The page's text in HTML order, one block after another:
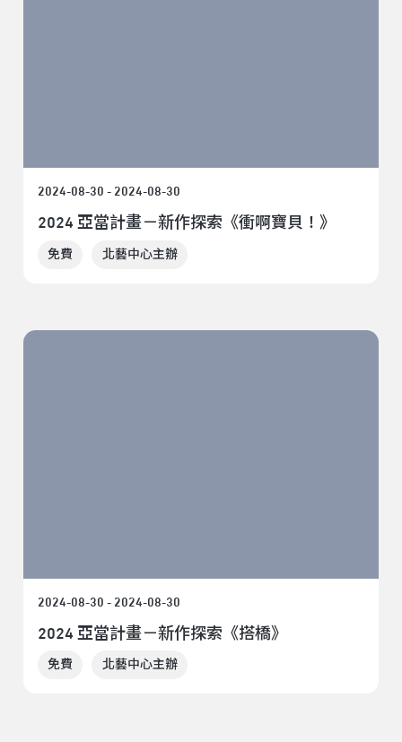
2024-08-30 - 2024-08-30
2024 亞當計畫－新作探索《衝啊寶貝！》
免費 北藝中心主辦
2024-08-30 - 2024-08-30
2024 亞當計畫－新作探索《搭橋》
免費 北藝中心主辦